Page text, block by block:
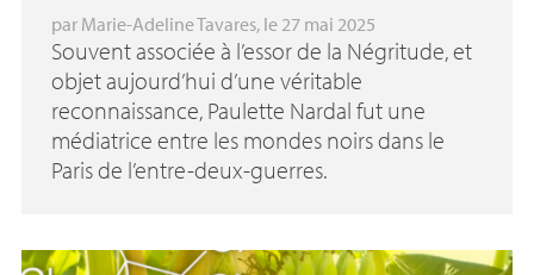
par Marie-Adeline Tavares, le 27 mai 2025
Souvent associée à l’essor de la Négritude, et
objet aujourd’hui d’une véritable
reconnaissance, Paulette Nardal fut une
médiatrice entre les mondes noirs dans le
Paris de l’entre-deux-guerres.